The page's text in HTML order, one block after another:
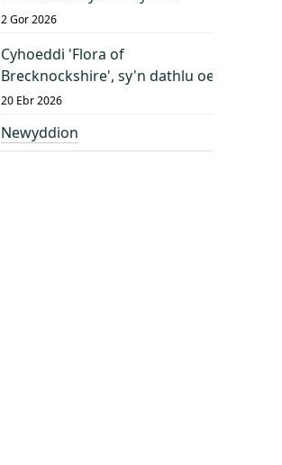
2 Gor 2026
Cyhoeddi 'Flora of
Brecknockshire', sy'n dathlu oes o
20 Ebr 2026
Newyddion